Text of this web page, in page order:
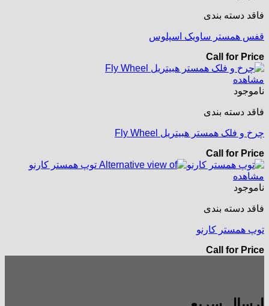
فاقد دسته بندی
قفس همستر ساویک اسپلوس
Call for Price
مشاهده
ناموجود
فاقد دسته بندی
چرخ و فلک همستر هبیتریل Fly Wheel
Call for Price
مشاهده
ناموجود
فاقد دسته بندی
توپ همستر کارنو
Call for Price